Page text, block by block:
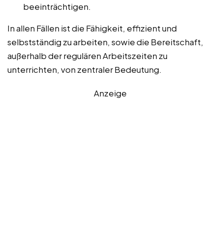
beeinträchtigen.
In allen Fällen ist die Fähigkeit, effizient und
selbstständig zu arbeiten, sowie die Bereitschaft,
außerhalb der regulären Arbeitszeiten zu
unterrichten, von zentraler Bedeutung.
Anzeige